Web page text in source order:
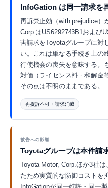
InfoGation は同一請求を
再訴禁止効（with prejudice）
Corp.はUS6292743B1および
害請求をToyotaグループに対
い。これは単なる手続き上の
行使機会の喪失を意味する。
対価（ライセンス料・和解金
その点は不明のままである。
再提訴不可・請求消滅
被告への影響
Toyotaグループは本件請
Toyota Motor, Corp.ほか3社
たため実質的な防御コストを
InfoGationが同一特許・同一